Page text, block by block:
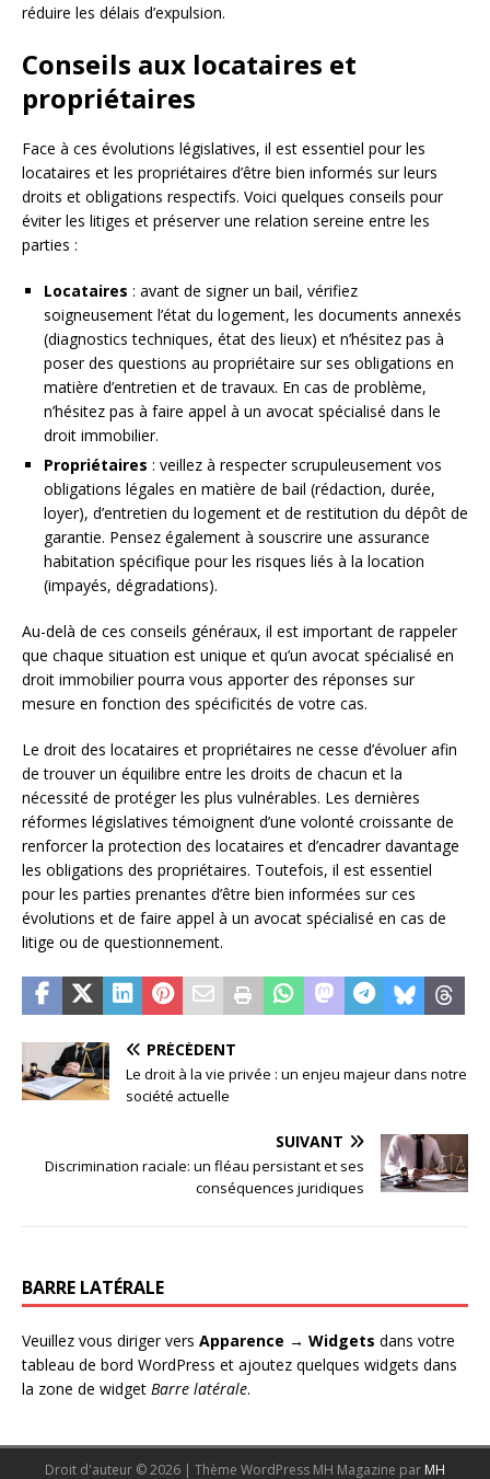
réduire les délais d’expulsion.
Conseils aux locataires et
propriétaires
Face à ces évolutions législatives, il est essentiel pour les
locataires et les propriétaires d’être bien informés sur leurs
droits et obligations respectifs. Voici quelques conseils pour
éviter les litiges et préserver une relation sereine entre les
parties :
Locataires : avant de signer un bail, vérifiez
soigneusement l’état du logement, les documents annexés
(diagnostics techniques, état des lieux) et n’hésitez pas à
poser des questions au propriétaire sur ses obligations en
matière d’entretien et de travaux. En cas de problème,
n’hésitez pas à faire appel à un avocat spécialisé dans le
droit immobilier.
Propriétaires : veillez à respecter scrupuleusement vos
obligations légales en matière de bail (rédaction, durée,
loyer), d’entretien du logement et de restitution du dépôt de
garantie. Pensez également à souscrire une assurance
habitation spécifique pour les risques liés à la location
(impayés, dégradations).
Au-delà de ces conseils généraux, il est important de rappeler
que chaque situation est unique et qu’un avocat spécialisé en
droit immobilier pourra vous apporter des réponses sur
mesure en fonction des spécificités de votre cas.
Le droit des locataires et propriétaires ne cesse d’évoluer afin
de trouver un équilibre entre les droits de chacun et la
nécessité de protéger les plus vulnérables. Les dernières
réformes législatives témoignent d’une volonté croissante de
renforcer la protection des locataires et d’encadrer davantage
les obligations des propriétaires. Toutefois, il est essentiel
pour les parties prenantes d’être bien informées sur ces
évolutions et de faire appel à un avocat spécialisé en cas de
litige ou de questionnement.
PRÉCÉDENT
Le droit à la vie privée : un enjeu majeur dans notre
société actuelle
SUIVANT
Discrimination raciale: un fléau persistant et ses
conséquences juridiques
BARRE LATÉRALE
Veuillez vous diriger vers Apparence → Widgets dans votre
tableau de bord WordPress et ajoutez quelques widgets dans
la zone de widget Barre latérale.
Droit d'auteur © 2026 | Thème WordPress MH Magazine par MH